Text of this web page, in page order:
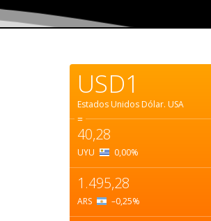
USD1
Estados Unidos Dólar. USA
=
40,28
UYU 0,00%
1.495,28
ARS –0,25%